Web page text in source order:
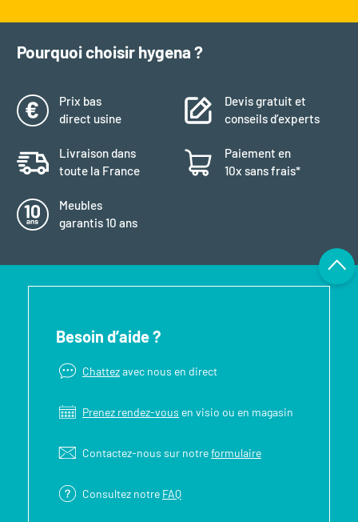
Pourquoi choisir hygena ?
Prix bas
direct usine
Devis gratuit et
conseils d’experts
Livraison dans
toute la France
Paiement en
10x sans frais*
Meubles
garantis 10 ans
Besoin d’aide ?
Chattezavec nous en direct
Prenez rendez-vous en visio ou en magasin
Contactez-nous sur notreformulaire
Consultez notre FAQ